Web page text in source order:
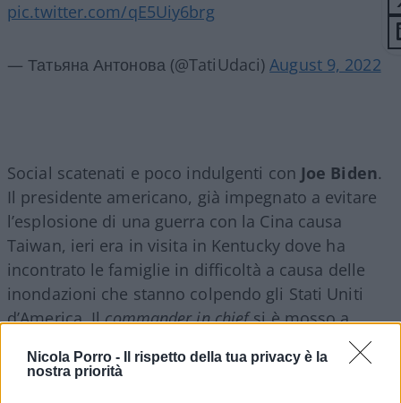
Nicola Porro -
Il rispetto della tua privacy è la
nostra priorità
pic.twitter.com/qE5Uiy6brg
— Татьяна Антонова (@TatiUdaci)August 9, 2022
Social scatenati e poco indulgenti con Joe Biden.
Il presidente americano, già impegnato a evitare
l’esplosione di una guerra con la Cina causa
Taiwan, ieri era in visita in Kentucky dove ha
incontrato le famiglie in difficoltà a causa delle
inondazioni che stanno colpendo gli Stati Uniti
d’America. Ilcommander in chiefsi è mosso a
bordo del suo elicottero Marine One ma lo sbarco
non è stato così semplice come previsto. Nessun